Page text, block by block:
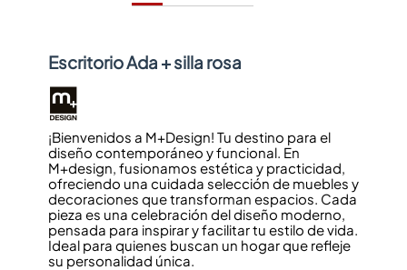
Escritorio Ada + silla rosa
¡Bienvenidos a M+Design! Tu destino para el
diseño contemporáneo y funcional. En
M+design, fusionamos estética y practicidad,
ofreciendo una cuidada selección de muebles y
decoraciones que transforman espacios. Cada
pieza es una celebración del diseño moderno,
pensada para inspirar y facilitar tu estilo de vida.
Ideal para quienes buscan un hogar que refleje
su personalidad única.